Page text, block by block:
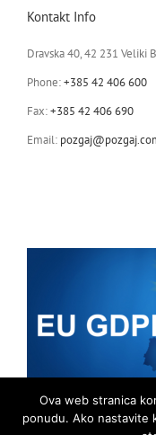
Kontakt Info
Dravska 40, 42 231 Veliki
Phone:+385 42 406 600
Fax:+385 42 406 690
Email:
Ova web stranica
ponudu. Ako nastavite